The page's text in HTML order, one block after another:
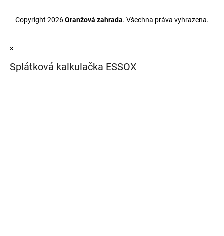
Copyright 2026Oranžová zahrada. Všechna práva vyhrazena.
×
Splátková kalkulačka ESSOX